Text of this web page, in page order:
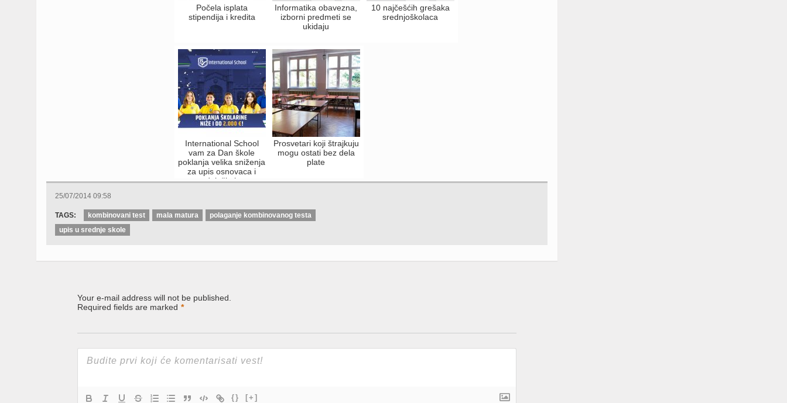
Počela isplata
stipendija i kredita
Informatika obavezna,
izborni predmeti se
ukidaju
10 najčešćih grešaka
srednjoškolaca
International School
vam za Dan škole
poklanja velika sniženja
za upis osnovaca i
srednjoškolaca
Prosvetari koji štrajkuju
mogu ostati bez dela
plate
25/07/2014 09:58
TAGS: kombinovani test mala matura
polaganje kombinovanog testa
upis u srednje skole
Your e-mail address will not be published.
Required fields are marked *
{} [+]